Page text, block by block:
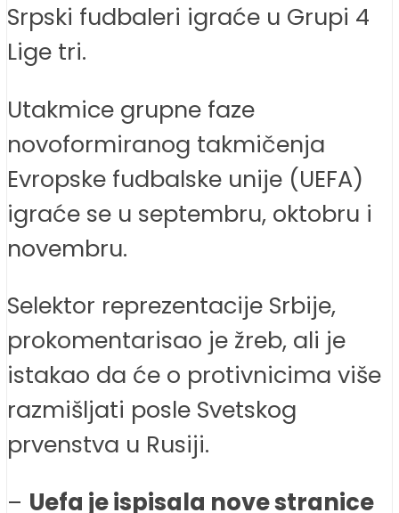
Srpski fudbaleri igraće u Grupi 4
Lige tri.
Utakmice grupne faze
novoformiranog takmičenja
Evropske fudbalske unije (UEFA)
igraće se u septembru, oktobru i
novembru.
Selektor reprezentacije Srbije,
prokomentarisao je žreb, ali je
istakao da će o protivnicima više
razmišljati posle Svetskog
prvenstva u Rusiji.
– Uefa je ispisala nove stranice